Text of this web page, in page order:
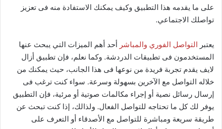
على ما يقدمه هذا التطبيق وكيف يمكنك الاستفادة منه فى تعزيز
تواصلك الاجتماعي.
يعتبر التواصل الفوري والمباشر أحد أهم الميزات التي يبحث عنها
المستخدمون فى تطبيقات الدردشة. وكما نعلم، فإن تطبيق أزال
لايف يقدم تجربة فريدة من نوعها فى هذا الجانب، حيث يمكنك من
خلاله التواصل مع الآخرين بسهولة وسرعة. سواء كنت ترغب فى
إرسال رسائل نصية أو إجراء مكالمات صوتية أو مرئية، فإن التطبيق
يوفر لك كل ما تحتاجه للتواصل الفعال. ولذالك، إذا كنت تبحث عن
طريقة سريعة ومباشرة للتواصل مع الأصدقاء أو التعرف على